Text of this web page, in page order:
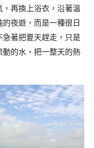
再換上浴衣，沿著溫
夜遊，而是一種很日
著把夏天趕走，只是
的水，把一整天的熱